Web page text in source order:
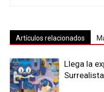
Artículos relacionados
Llega la